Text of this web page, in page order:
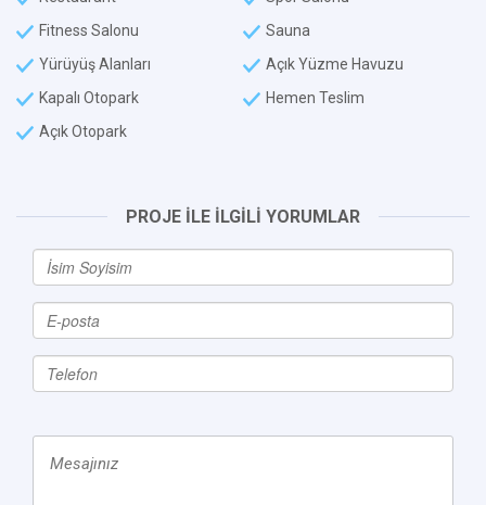
Fitness Salonu
Sauna
Yürüyüş Alanları
Açık Yüzme Havuzu
Kapalı Otopark
Hemen Teslim
Açık Otopark
PROJE İLE İLGİLİ YORUMLAR